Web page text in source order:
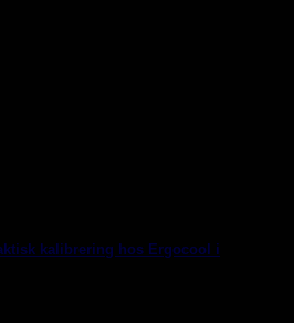
kalibrering hos Ergocool i